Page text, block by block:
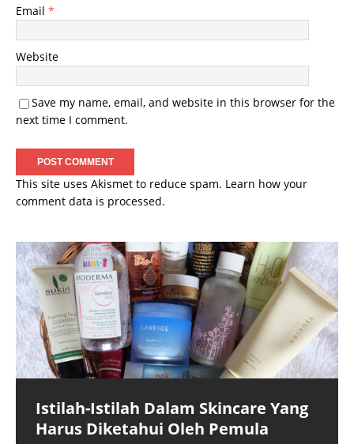
Email *
Website
Save my name, email, and website in this browser for the
next time I comment.
This site uses Akismet to reduce spam. Learn how your
comment data is processed.
Istilah-Istilah Dalam Skincare Yang
Harus Diketahui Oleh Pemula